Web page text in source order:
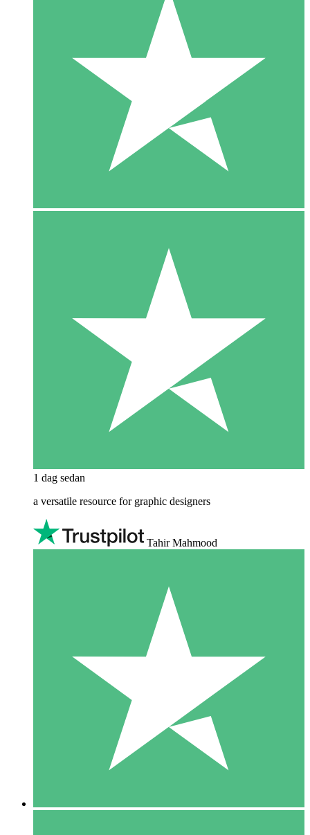
1 dag sedan
a versatile resource for graphic designers
Tahir Mahmood